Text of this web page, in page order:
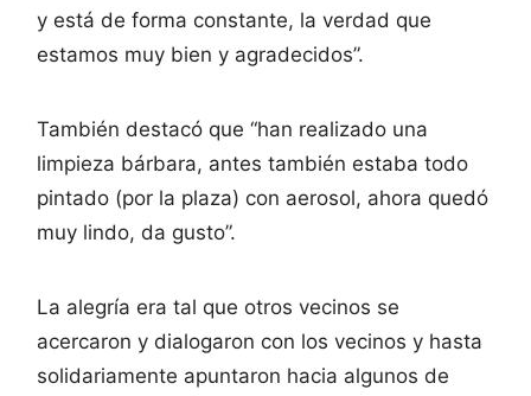
y está de forma constante, la verdad que
estamos muy bien y agradecidos”.
También destacó que “han realizado una
limpieza bárbara, antes también estaba todo
pintado (por la plaza) con aerosol, ahora quedó
muy lindo, da gusto”.
La alegría era tal que otros vecinos se
acercaron y dialogaron con los vecinos y hasta
solidariamente apuntaron hacia algunos de